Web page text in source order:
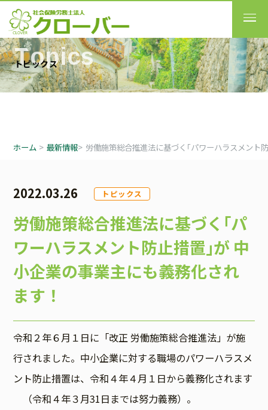
Topics
トピックス
ホーム > 最新情報> 労働施策総合推進法に基づく｢パワーハラスメント
労働施策総合推進法に基づく｢パ
ワーハラスメント防止措置｣が 中
小企業の事業主にも義務化され
ます！
2022.03.26 トピックス
令和２年６月１日に「改正 労働施策総合推進法」が施
行されました。中小企業に対する職場のパワーハラスメ
ント防止措置は、令和４年４月１日から義務化されます
（令和４年３月31日までは努力義務）。